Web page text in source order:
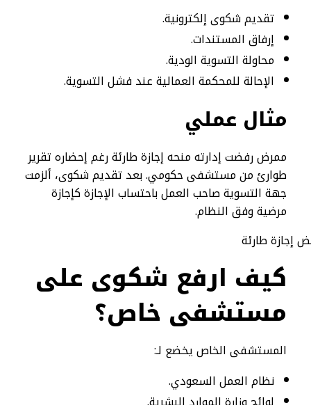
تقديم شكوى إلكترونية.
إرفاق المستندات.
محاولة التسوية الودية.
الإحالة للمحكمة العمالية عند فشل التسوية.
مثال عملي
ممرض رفضت إدارته منحه إجازة طارئة رغم إحضاره تقرير
طوارئ من مستشفى حكومي. بعد تقديم شكوى، ألزمت
جهة التسوية صاحب العمل باحتساب الإجازة كإجازة
مرضية وفق النظام.
كيف ارفع شكوى على
مستشفى خاص؟
المستشفى الخاص يخضع لـ:
نظام العمل السعودي.